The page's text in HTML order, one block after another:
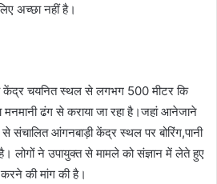
अच्छा नहीं है।
केंद्र चयनित स्थल से लगभग 500 मीटर कि
मनमानी ढंग से कराया जा रहा है।जहां आनेजाने
से संचालित आंगनबाड़ी केंद्र स्थल पर बोरिंग,पानी
लोगों ने उपायुक्त से मामले को संज्ञान में लेते हुए
की मांग की है।